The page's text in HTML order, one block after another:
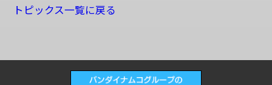
トピックス一覧に戻る